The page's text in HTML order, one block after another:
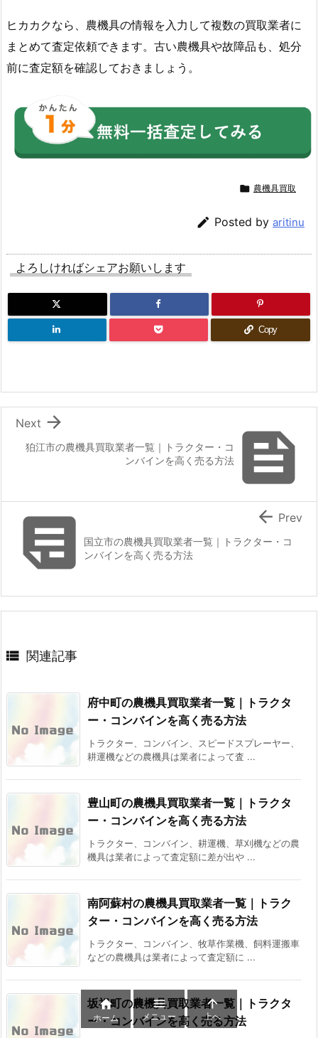
ヒカカクなら、農機具の情報を入力して複数の買取業者に
まとめて査定依頼できます。古い農機具や故障品も、処分
前に査定額を確認しておきましょう。
 農機具買取
 Posted by aritinu
よろしければシェアお願いします
Copy

狛江市の農機具買取業者一覧｜トラクター・コ
ンバインを高く売る方法

Next
国立市の農機具買取業者一覧｜トラクター・コ
ンバインを高く売る方法
 Prev
 関連記事
府中町の農機具買取業者一覧｜トラクタ
ー・コンバインを高く売る方法
トラクター、コンバイン、スピードスプレーヤー、
耕運機などの農機具は業者によって査 ...
豊山町の農機具買取業者一覧｜トラクタ
ー・コンバインを高く売る方法
トラクター、コンバイン、耕運機、草刈機などの農
機具は業者によって査定額に差が出や ...
南阿蘇村の農機具買取業者一覧｜トラク
ター・コンバインを高く売る方法
トラクター、コンバイン、牧草作業機、飼料運搬車
などの農機具は業者によって査定額に ...
坂祝町の農機具買取業者一覧｜トラクタ
ー・コンバインを高く売る方法

ホーム

メニュー

上へ